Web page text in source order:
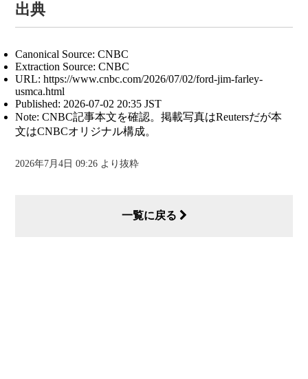
出典
Canonical Source: CNBC
Extraction Source: CNBC
URL: https://www.cnbc.com/2026/07/02/ford-jim-farley-
usmca.html
Published: 2026-07-02 20:35 JST
Note: CNBC記事本文を確認。掲載写真はReutersだが本
文はCNBCオリジナル構成。
2026年7月4日 09:26 より抜粋
一覧に戻る